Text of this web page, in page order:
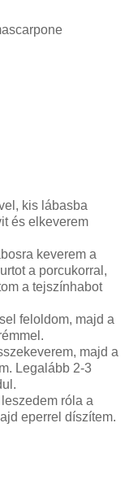
kis lábasba
és elkeverem
keverem a
a porcukorral,
a tejszínhabot
feloldom, majd a
majd a
Legalább 2-3
róla a
eperrel díszítem.